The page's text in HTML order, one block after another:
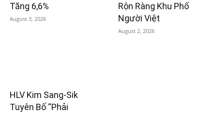
Tăng 6,6%
August 3, 2026
Rộn Ràng Khu Phố
Người Việt
August 2, 2026
HLV Kim Sang-Sik
Tuyên Bố “Phải